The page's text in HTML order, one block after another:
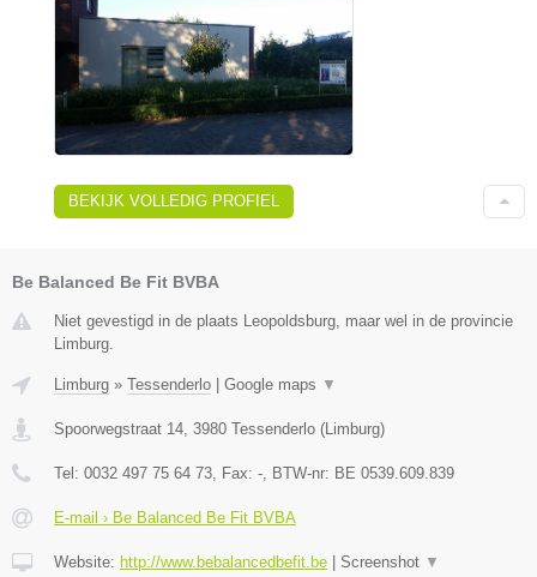
BEKIJK VOLLEDIG PROFIEL
Be Balanced Be Fit BVBA
Niet gevestigd in de plaats Leopoldsburg, maar wel in de provincie
Limburg.
Limburg » Tessenderlo | Google maps ▼
Spoorwegstraat 14 3980 Tessenderlo (Limburg)
Tel: 0032 497 75 64 73 , Fax: - , BTW-nr: BE 0539.609.839
E-mail › Be Balanced Be Fit BVBA
Website: http://www.bebalancedbefit.be | Screenshot ▼